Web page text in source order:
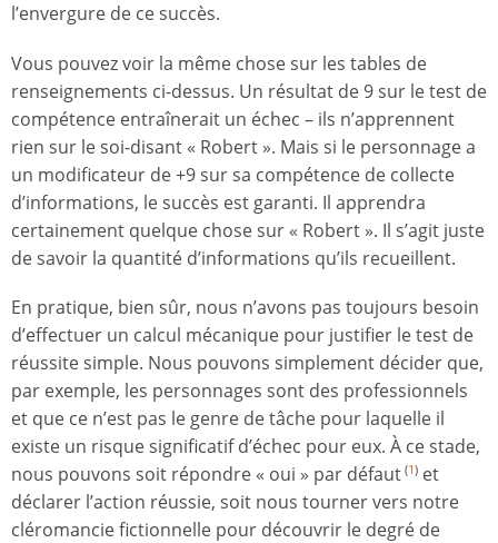
l’envergure de ce succès.
Vous pouvez voir la même chose sur les tables de
renseignements ci-dessus. Un résultat de 9 sur le test de
compétence entraînerait un échec – ils n’apprennent
rien sur le soi-disant « Robert ». Mais si le personnage a
un modificateur de +9 sur sa compétence de collecte
d’informations, le succès est garanti. Il apprendra
certainement quelque chose sur « Robert ». Il s’agit juste
de savoir la quantité d’informations qu’ils recueillent.
En pratique, bien sûr, nous n’avons pas toujours besoin
d’effectuer un calcul mécanique pour justifier le test de
réussite simple. Nous pouvons simplement décider que,
par exemple, les personnages sont des professionnels
et que ce n’est pas le genre de tâche pour laquelle il
existe un risque significatif d’échec pour eux. À ce stade,
nous pouvons soit répondre « oui » par défaut (1) et
déclarer l’action réussie, soit nous tourner vers notre
cléromancie fictionnelle pour découvrir le degré de